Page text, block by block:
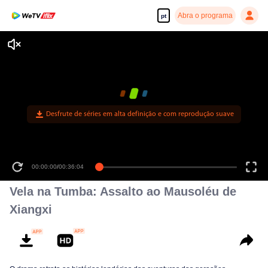
pt Abra o programa
Desfrute de séries em alta definição e com reprodução suave
00:00:00/00:36:04
Vela na Tumba: Assalto ao Mausoléu de
Xiangxi